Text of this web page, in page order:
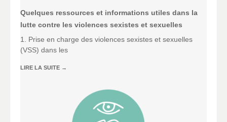
Quelques ressources et informations utiles dans la
lutte contre les violences sexistes et sexuelles
1. Prise en charge des violences sexistes et sexuelles
(VSS) dans les
LIRE LA SUITE →